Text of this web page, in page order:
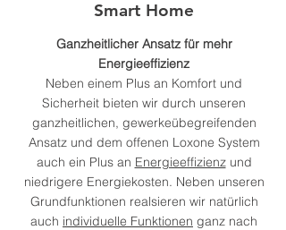
Smart Home
Ganzheitlicher Ansatz für mehr
Energieeffizienz
Neben einem Plus an Komfort und
Sicherheit bieten wir durch unseren
ganzheitlichen, gewerkeübegreifenden
Ansatz und dem offenen Loxone System
auch ein Plus an Energieeffizienzund
niedrigere Energiekosten. Neben unseren
Grundfunktionen realsieren wir natürlich
auch individuelle Funktionen ganz nach